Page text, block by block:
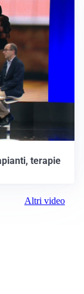
terapie
Altri video